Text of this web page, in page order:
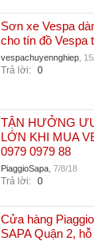
Sơn xe Vespa
cho tín đồ Vespa
vespachuyennghiep
Trả lời: 0
TẬN HƯỞNG
LỚN KHI MUA
0979 0979 88
PiaggioSapa 7/8/18
Trả lời: 0
Cửa hàng
SAPA Quận 2,